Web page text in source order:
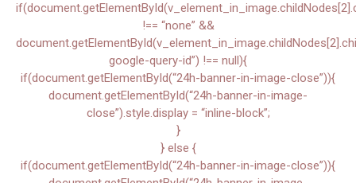
!== “none” &&
google-query-id”) !== null){
if(document.getElementById(“24h-banner-in-image-close”)){
document.getElementById(“24h-banner-in-image-
close”).style.display = “inline-block”;
}
} else {
if(document.getElementById(“24h-banner-in-image-close”)){